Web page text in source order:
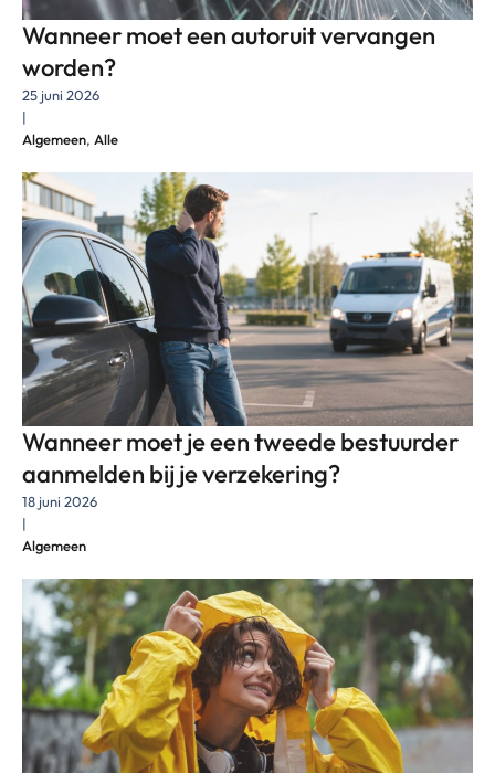
Wanneer moet een autoruit vervangen
worden?
25 juni 2026
|
Algemeen, Alle
Wanneer moet je een tweede bestuurder
aanmelden bij je verzekering?
18 juni 2026
|
Algemeen